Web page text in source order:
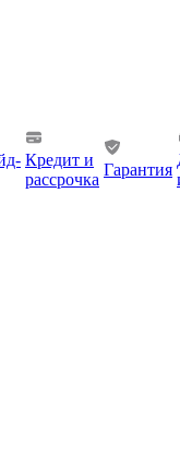
Кредит и
рассрочка
Гарантия